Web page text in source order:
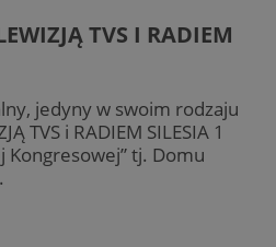
TVS I RADIEM
jedyny w swoim rodzaju
TVS i RADIEM SILESIA 1
Kongresowej” tj. Domu